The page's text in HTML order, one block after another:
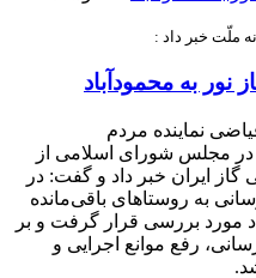
ملّت خبر داد :
نور به محمودآباد
نماینده مردم
در مجلس شورای اسلامی از
ایران خبر داد و گفت: در
به روستاهای باقی‌مانده
مورد بررسی قرار گرفت و بر
رفع موانع اجرایی و